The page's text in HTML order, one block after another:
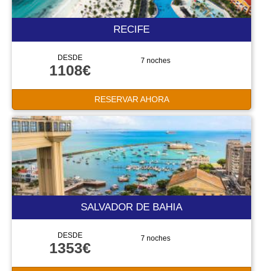
RECIFE
DESDE
1108€
7 noches
RESERVAR AHORA
SALVADOR DE BAHIA
DESDE
1353€
7 noches